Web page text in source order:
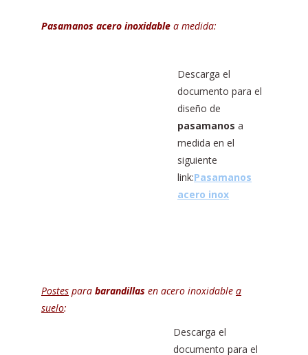
Pasamanos acero inoxidable a medida:
Descarga el
documento para el
diseño de
pasamanos a
medida en el
siguiente
link:Pasamanos
acero inox
Postes para barandillas en acero inoxidable a
suelo:
Descarga el
documento para el